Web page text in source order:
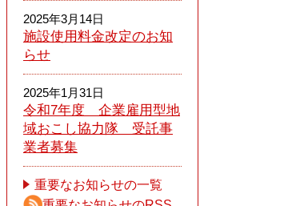
2025年3月14日
施設使用料金改定のお知
らせ
2025年1月31日
令和7年度 企業雇用型地
域おこし協力隊 受託事
業者募集
重要なお知らせの一覧